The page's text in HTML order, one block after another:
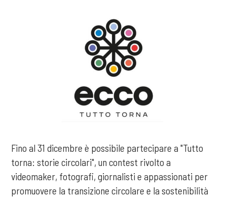
Fino al 31 dicembre è possibile partecipare a "Tutto
torna: storie circolari", un contest rivolto a
videomaker, fotografi, giornalisti e appassionati per
promuovere la transizione circolare e la sostenibilità